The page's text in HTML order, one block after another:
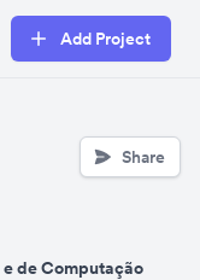
Add Project
Share
de Computação